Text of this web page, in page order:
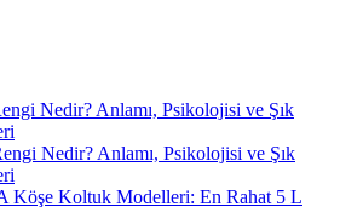
Nedir? Anlamı, Psikolojisi ve Şık
Nedir? Anlamı, Psikolojisi ve Şık
Köşe Koltuk Modelleri: En Rahat 5 L